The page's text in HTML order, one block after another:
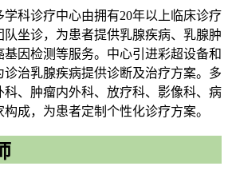
科诊疗中心由拥有20年以上临床诊疗
坐诊，为患者提供乳腺疾病、乳腺肿
因检测等服务。中心引进彩超设备和
治乳腺疾病提供诊断及治疗方案。多
科、肿瘤内外科、放疗科、影像科、病
成，为患者定制个性化诊疗方案。